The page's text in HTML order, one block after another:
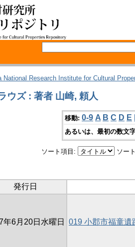
National Research Institute for Cultural
ウズ : 著者 山崎, 頼人
移動: 0-9 A B C D E
あるいは、最初の数文
ソート項目: ソー
発行日
年6月20日水曜日 019 小郡市福童遺